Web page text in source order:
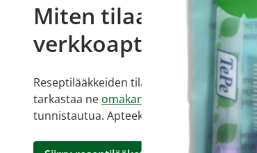
Miten tilaan
verkkoapteekista?
Reseptilääkkeiden tilaaminen edellyttää
tarkastaa ne omakanta.fi
-palvelusta.
tunnistautua. Apteekki käsittelee